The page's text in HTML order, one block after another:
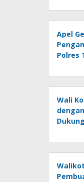
Apel
Polres
Wali